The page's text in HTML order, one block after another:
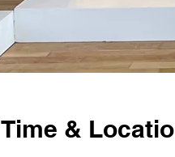
Time &